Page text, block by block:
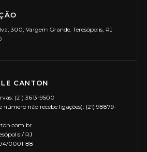
300, Vargem Grande, Teresópolis, RJ
CANTON
(21) 3613-9500
número não recebe ligações): (21) 98879-
/ RJ
0001-88